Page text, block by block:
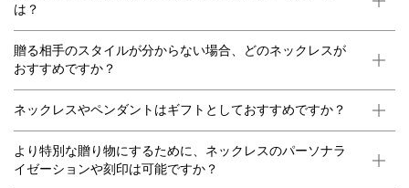
は？
贈る相手のスタイルが分からない場合、どのネックレスが
おすすめですか？
ネックレスやペンダントはギフトとしておすすめですか？
より特別な贈り物にするために、ネックレスのパーソナラ
イゼーションや刻印は可能ですか？